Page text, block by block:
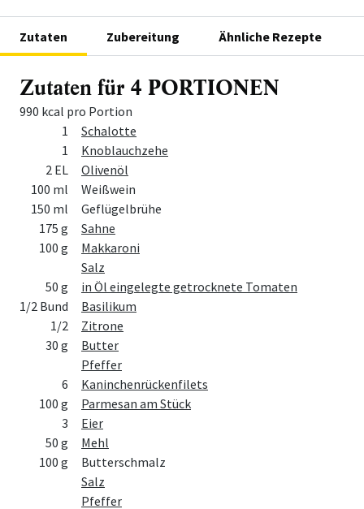
Zutaten Zubereitung Ähnliche Rezepte
Zutaten für 4 PORTIONEN
990 kcal pro Portion
Zutat
1
Schalotte
1
Knoblauchzehe
2 EL
Olivenöl
100 ml
Weißwein
150 ml
Geflügelbrühe
175 g
Sahne
100 g
Makkaroni
Salz
50 g
in Öl eingelegte getrocknete Tomaten
1/2 Bund
Basilikum
1/2
Zitrone
30 g
Butter
Pfeffer
6
Kaninchenrückenfilets
100 g
Parmesan am Stück
3
Eier
50 g
Mehl
100 g
Butterschmalz
Salz
Pfeffer